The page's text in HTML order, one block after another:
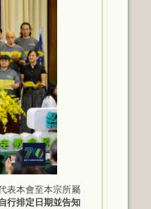
表本會至本宗所屬
行排定日期並告知